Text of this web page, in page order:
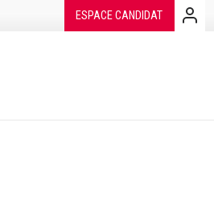
ESPACE CANDIDAT